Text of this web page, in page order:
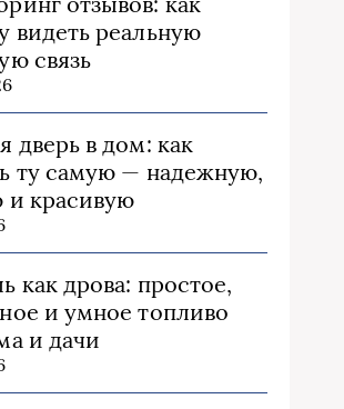
видеть реальную
связь
дверь в дом: как
ту самую — надежную,
и красивую
как дрова: простое,
и умное топливо
и дачи